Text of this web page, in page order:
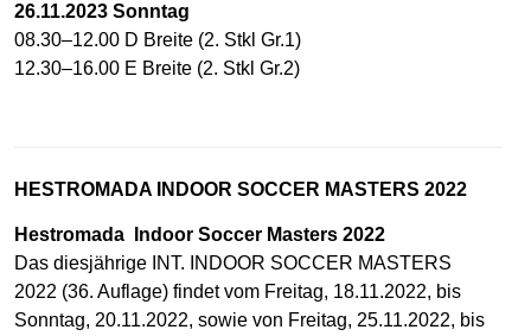
26.11.2023 Sonntag
08.30–12.00 D Breite (2. Stkl Gr.1)
12.30–16.00 E Breite (2. Stkl Gr.2)
HESTROMADA INDOOR SOCCER MASTERS 2022
Hestromada Indoor Soccer Masters 2022
Das diesjährige INT. INDOOR SOCCER MASTERS
2022 (36. Auflage) findet vom Freitag, 18.11.2022, bis
Sonntag, 20.11.2022, sowie von Freitag, 25.11.2022, bis